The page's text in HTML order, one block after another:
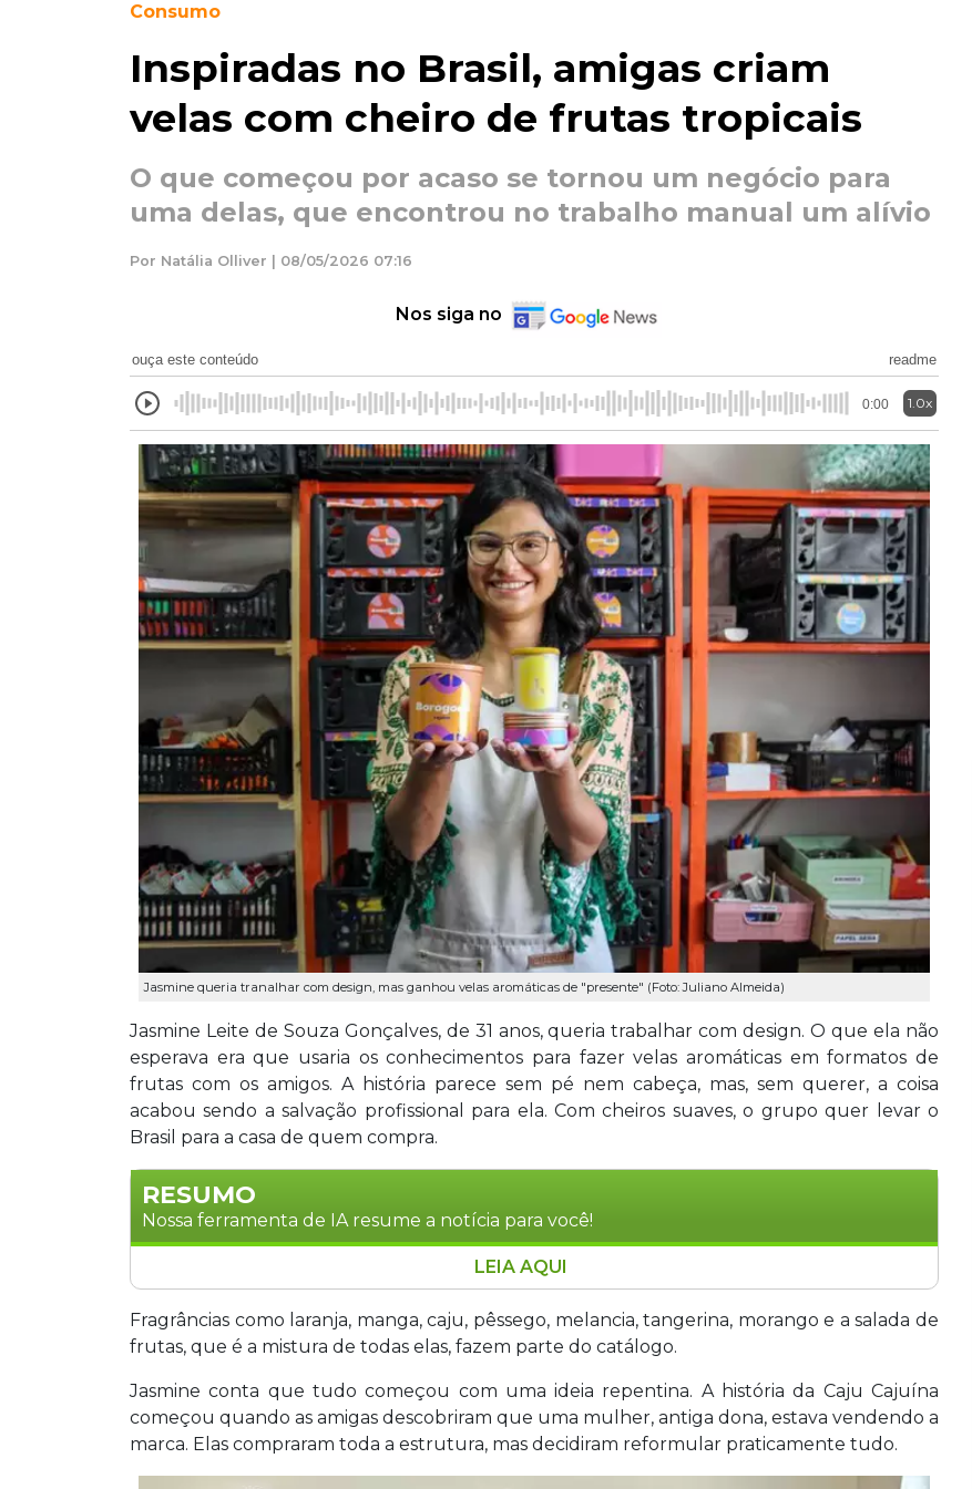
Consumo
Inspiradas no Brasil, amigas criam
velas com cheiro de frutas tropicais
O que começou por acaso se tornou um negócio para
uma delas, que encontrou no trabalho manual um alívio
Por Natália Olliver | 08/05/2026 07:16
Nos siga no
ouça este conteúdo readme
0:00 1.0x
Jasmine queria tranalhar com design, mas ganhou velas aromáticas de "presente" (Foto: Juliano Almeida)
Jasmine Leite de Souza Gonçalves, de 31 anos, queria trabalhar com design. O que ela não
esperava era que usaria os conhecimentos para fazer velas aromáticas em formatos de
frutas com os amigos. A história parece sem pé nem cabeça, mas, sem querer, a coisa
acabou sendo a salvação profissional para ela. Com cheiros suaves, o grupo quer levar o
Brasil para a casa de quem compra.
RESUMO
Nossa ferramenta de IA resume a notícia para você!
Quatro amigas de Campo Grande transformaram a compra de uma marca de velas em
negócio próprio. A Caju produz velas artesanais com cera vegetal de coco, essência
premium e pavio de algodão, sem parafina. Com fragrâncias inspiradas em frutas
maior desafio, segundo as sócias, é convencer o cliente a comprar, não a produção em
si.
LEIA AQUI
Fragrâncias como laranja, manga, caju, pêssego, melancia, tangerina, morango e a salada de
frutas, que é a mistura de todas elas, fazem parte do catálogo.
Jasmine conta que tudo começou com uma ideia repentina. A história da Caju Cajuína
começou quando as amigas descobriram que uma mulher, antiga dona, estava vendendo a
marca. Elas compraram toda a estrutura, mas decidiram reformular praticamente tudo.